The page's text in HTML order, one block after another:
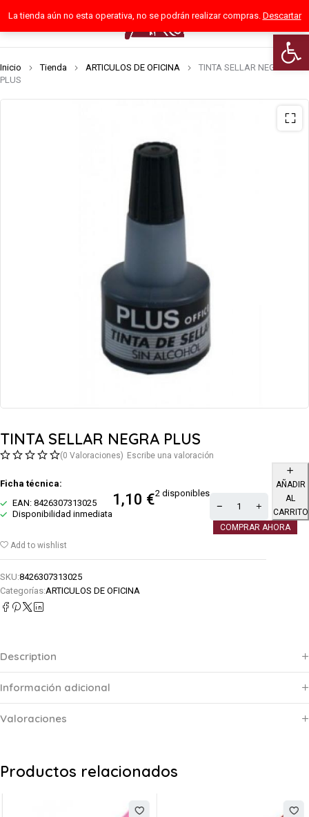
Abrir
La tienda aún no esta operativa, no se podrán realizar compras. Descartar
0
Inicio Tienda ARTICULOS DE OFICINA
TINTA SELLAR NEGRA
PLUS
TINTA SELLAR NEGRA PLUS
(0 Valoraciones) Escribe una valoración
Ficha técnica:
EAN: 8426307313025
Disponibilidad inmediata
1,10 €2 disponibles
AÑADIR
AL
CARRITO
COMPRAR AHORA
Add to wishlist
SKU:8426307313025
Categorías:ARTICULOS DE OFICINA
Description
Información adicional
Valoraciones
Productos relacionados